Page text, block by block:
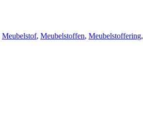
Meubelstof, Meubelstoffen, Meubelstoffering,